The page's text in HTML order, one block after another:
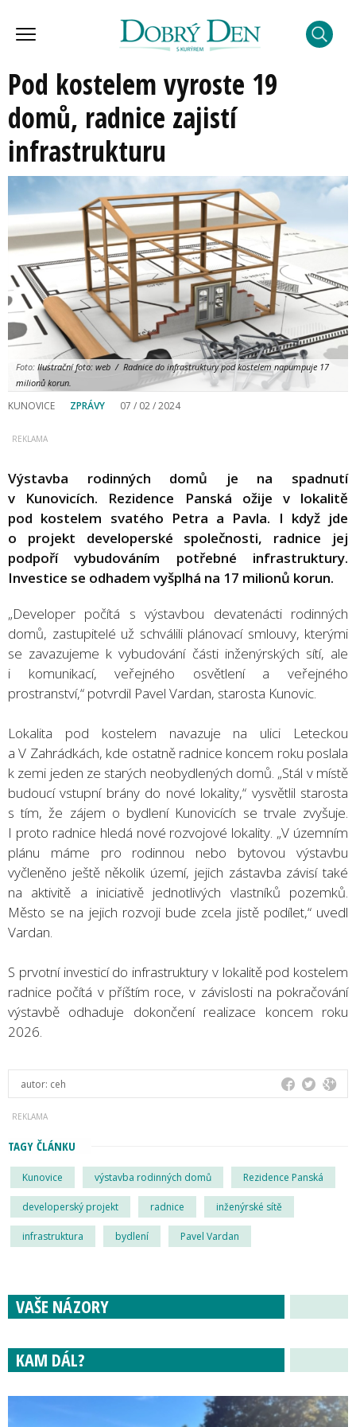
Pod kostelem vyroste 19
domů, radnice zajistí
infrastrukturu
Foto: Ilustrační foto: web / Radnice do infrastruktury pod kostelem napumpuje 17
milionů korun.
KUNOVICE ZPRÁVY 07 / 02 / 2024
Výstavba rodinných domů je na spadnutí
v Kunovicích. Rezidence Panská ožije v lokalitě
pod kostelem svatého Petra a Pavla. I když jde
o projekt developerské společnosti, radnice jej
podpoří vybudováním potřebné infrastruktury.
Investice se odhadem vyšplhá na 17 milionů korun.
„Developer počítá s výstavbou devatenácti rodinných
domů, zastupitelé už schválili plánovací smlouvy, kterými
se zavazujeme k vybudování části inženýrských sítí, ale
i komunikací, veřejného osvětlení a veřejného
prostranství,“ potvrdil Pavel Vardan, starosta Kunovic.
Lokalita pod kostelem navazuje na ulici Leteckou
a V Zahrádkách, kde ostatně radnice koncem roku poslala
k zemi jeden ze starých neobydlených domů. „Stál v místě
budoucí vstupní brány do nové lokality,“ vysvětlil starosta
s tím, že zájem o bydlení Kunovicích se trvale zvyšuje.
I proto radnice hledá nové rozvojové lokality. „V územním
plánu máme pro rodinnou nebo bytovou výstavbu
vyčleněno ještě několik území, jejich zástavba závisí také
na aktivitě a iniciativě jednotlivých vlastníků pozemků.
Město se na jejich rozvoji bude zcela jistě podílet,“ uvedl
Vardan.
S prvotní investicí do infrastruktury v lokalitě pod kostelem
radnice počítá v příštím roce, v závislosti na pokračování
výstavbě odhaduje dokončení realizace koncem roku
2026.
autor: ceh
TAGY ČLÁNKU
Kunovice výstavba rodinných domů Rezidence Panská
developerský projekt radnice inženýrské sítě
infrastruktura bydlení Pavel Vardan
VAŠE NÁZORY
KAM DÁL?